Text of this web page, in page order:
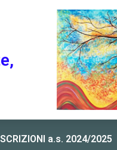
a.s. 2024/2025